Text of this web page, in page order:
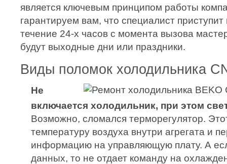
является ключевым принципом работы
гарантируем вам, что специалист приступит
течение 24-х часов с момента вызова
будут выходные дни или праздники.
Виды поломок холодильника
Не
включается холодильник, при этом
Возможно, сломался терморегулятор.
температуру воздуха внутри агрегата и
информацию на управляющую плату. А
данных, то не отдает команду на